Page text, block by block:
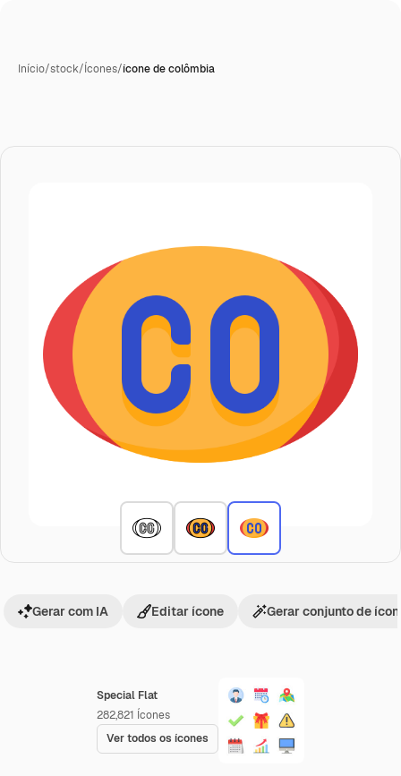
Início/stock/Ícones/ícone de colômbia
Special Flat
282,821 Ícones
Ver todos os ícones
Gerar com IA Editar ícone Gerar conjunto de